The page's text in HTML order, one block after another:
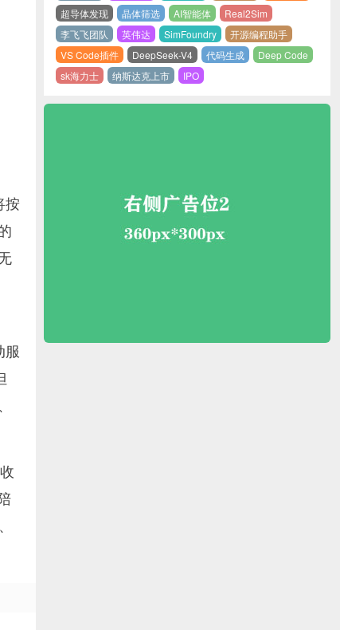
按
服
超导体发现
晶体筛选 AI智能体
Real2Sim
李飞飞团队
英伟达 SimFoundry
开源编程助手
VS Code插件
DeepSeek-V4 代码生成
Deep Code
sk海力士
纳斯达克上市 IPO